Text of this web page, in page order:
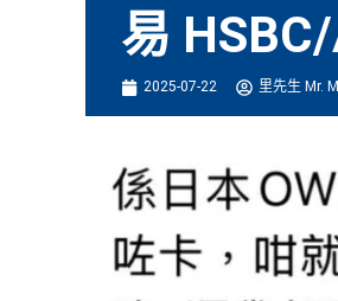
易
2025-07-22 里先生 Mr.